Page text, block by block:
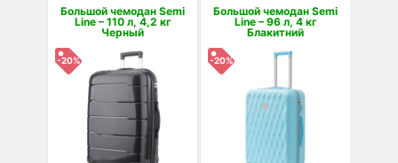
Большой чемодан Semi
Line – 110 л, 4,2 кг
Черный
-20%
Большой чемодан Semi
Line – 96 л, 4 кг
Блакитний
-20%